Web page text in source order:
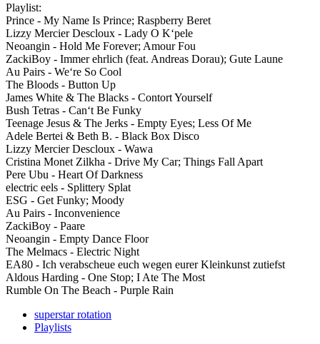
Playlist:
Prince - My Name Is Prince; Raspberry Beret
Lizzy Mercier Descloux - Lady O K‘pele
Neoangin - Hold Me Forever; Amour Fou
ZackiBoy - Immer ehrlich (feat. Andreas Dorau); Gute Laune
Au Pairs - We‘re So Cool
The Bloods - Button Up
James White & The Blacks - Contort Yourself
Bush Tetras - Can‘t Be Funky
Teenage Jesus & The Jerks - Empty Eyes; Less Of Me
Adele Bertei & Beth B. - Black Box Disco
Lizzy Mercier Descloux - Wawa
Cristina Monet Zilkha - Drive My Car; Things Fall Apart
Pere Ubu - Heart Of Darkness
electric eels - Splittery Splat
ESG - Get Funky; Moody
Au Pairs - Inconvenience
ZackiBoy - Paare
Neoangin - Empty Dance Floor
The Melmacs - Electric Night
EA80 - Ich verabscheue euch wegen eurer Kleinkunst zutiefst
Aldous Harding - One Stop; I Ate The Most
Rumble On The Beach - Purple Rain
superstar rotation
Playlists